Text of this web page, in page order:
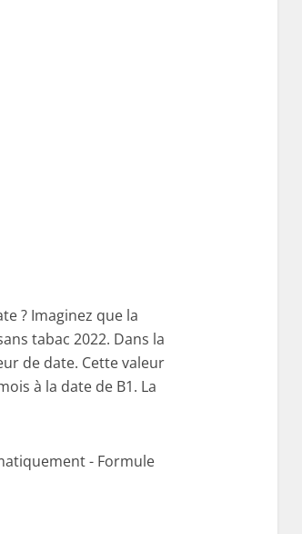
? Imaginez que la
tabac 2022. Dans la
de date. Cette valeur
à la date de B1. La